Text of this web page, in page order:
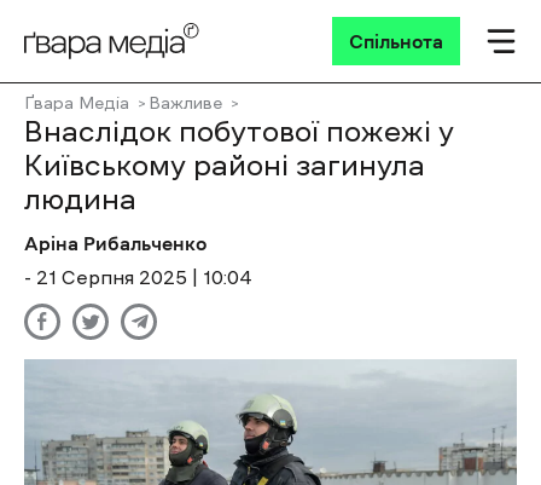
Спільнота
Ґвара Медіа Важливе
Внаслідок побутової пожежі у
Київському районі загинула
людина
Аріна Рибальченко
- 21 Cерпня 2025 | 10:04